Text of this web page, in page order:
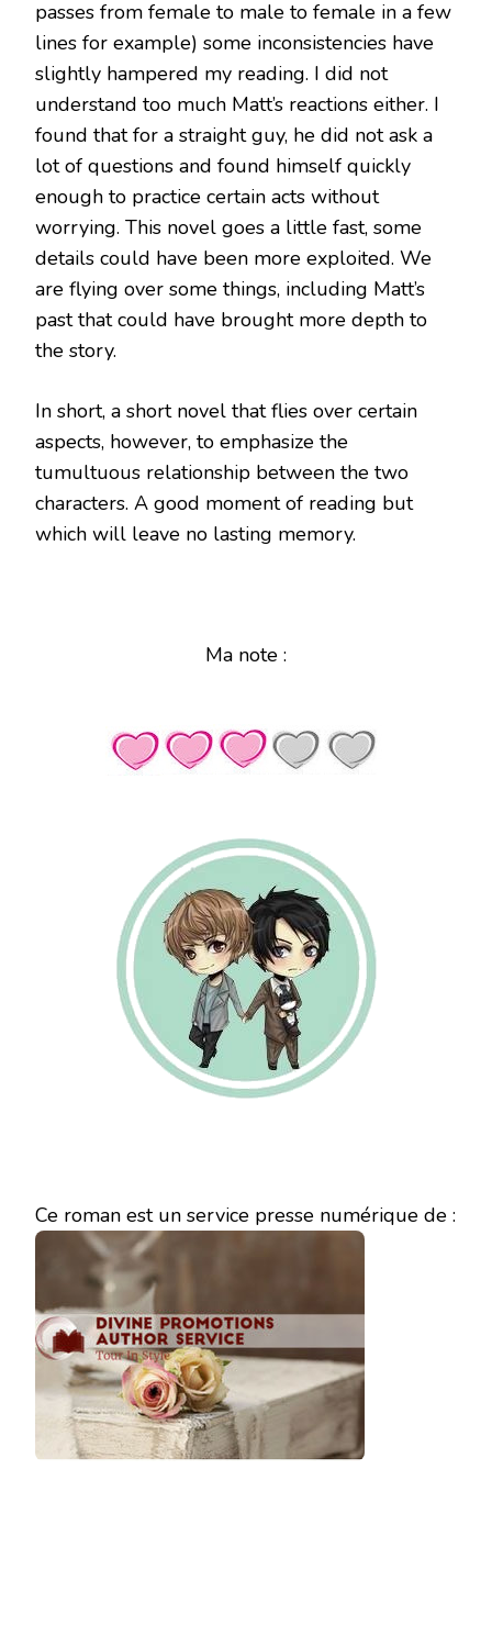
passes from female to male to female in a few
lines for example) some inconsistencies have
slightly hampered my reading. I did not
understand too much Matt’s reactions either. I
found that for a straight guy, he did not ask a
lot of questions and found himself quickly
enough to practice certain acts without
worrying. This novel goes a little fast, some
details could have been more exploited. We
are flying over some things, including Matt’s
past that could have brought more depth to
the story.
In short, a short novel that flies over certain
aspects, however, to emphasize the
tumultuous relationship between the two
characters. A good moment of reading but
which will leave no lasting memory.
Ma note :
Ce roman est un service presse numérique de :